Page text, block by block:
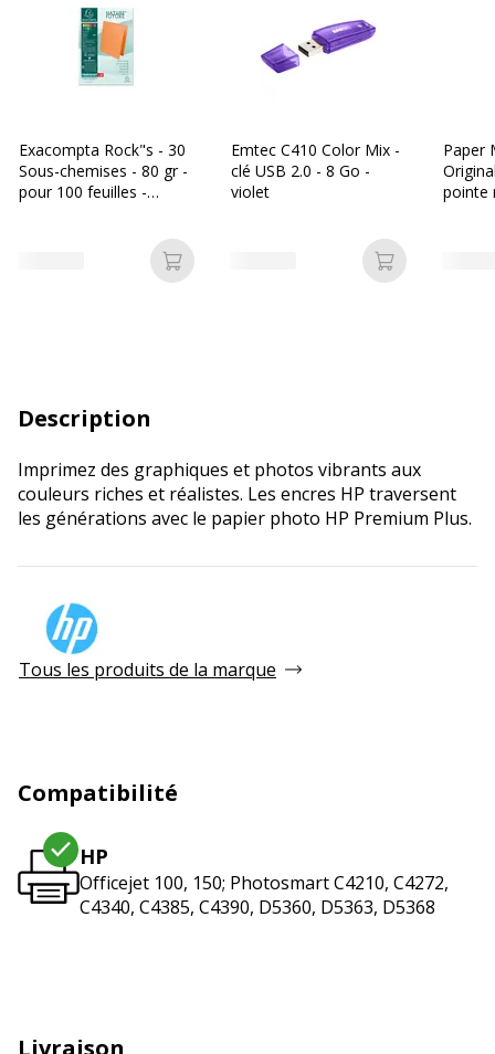
Exacompta Rock"s - 30
Sous-chemises - 80 gr -
pour 100 feuilles -
Ajouter au panier
Emtec C410 Color Mix -
clé USB 2.0 - 8 Go -
violet
Ajouter au
Paper
pointe
Description
Imprimez des graphiques et photos vibrants aux
couleurs riches et réalistes. Les encres HP traversent
les générations avec le papier photo HP Premium Plus.
Tous les produits de la marque
Compatibilité
HP
Officejet 100, 150; Photosmart C4210, C4272,
C4340, C4385, C4390, D5360, D5363, D5368